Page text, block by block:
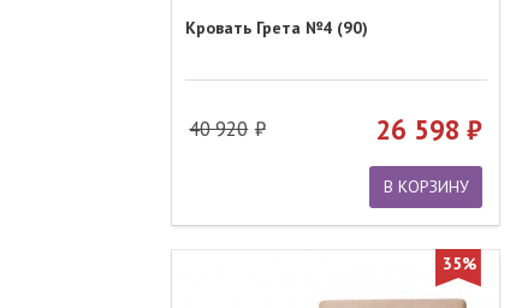
Кровать Грета №4 (90)
40 920 26 598
В КОРЗИНУ
35%